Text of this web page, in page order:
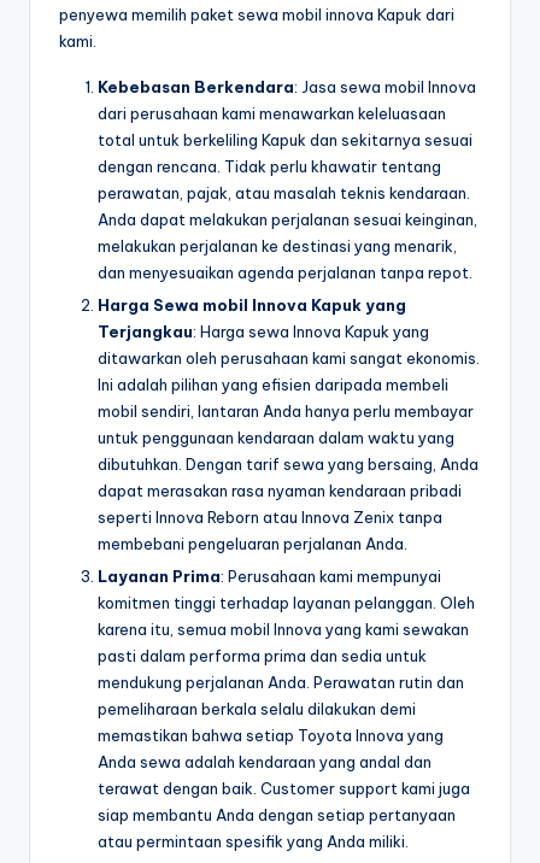
penyewa memilih paket sewa mobil innova Kapuk dari
kami.
Kebebasan Berkendara: Jasa sewa mobil Innova
dari perusahaan kami menawarkan keleluasaan
total untuk berkeliling Kapuk dan sekitarnya sesuai
dengan rencana. Tidak perlu khawatir tentang
perawatan, pajak, atau masalah teknis kendaraan.
Anda dapat melakukan perjalanan sesuai keinginan,
melakukan perjalanan ke destinasi yang menarik,
dan menyesuaikan agenda perjalanan tanpa repot.
Harga Sewa mobil Innova Kapuk yang
Terjangkau: Harga sewa Innova Kapuk yang
ditawarkan oleh perusahaan kami sangat ekonomis.
Ini adalah pilihan yang efisien daripada membeli
mobil sendiri, lantaran Anda hanya perlu membayar
untuk penggunaan kendaraan dalam waktu yang
dibutuhkan. Dengan tarif sewa yang bersaing, Anda
dapat merasakan rasa nyaman kendaraan pribadi
seperti Innova Reborn atau Innova Zenix tanpa
membebani pengeluaran perjalanan Anda.
Layanan Prima: Perusahaan kami mempunyai
komitmen tinggi terhadap layanan pelanggan. Oleh
karena itu, semua mobil Innova yang kami sewakan
pasti dalam performa prima dan sedia untuk
mendukung perjalanan Anda. Perawatan rutin dan
pemeliharaan berkala selalu dilakukan demi
memastikan bahwa setiap Toyota Innova yang
Anda sewa adalah kendaraan yang andal dan
terawat dengan baik. Customer support kami juga
siap membantu Anda dengan setiap pertanyaan
atau permintaan spesifik yang Anda miliki.